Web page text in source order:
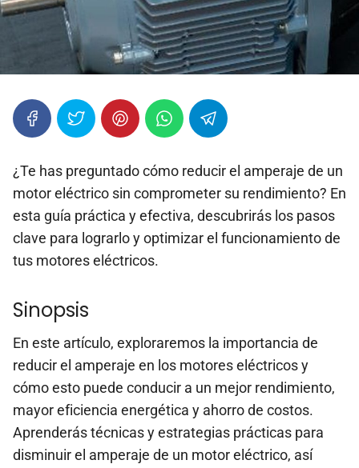
¿Te has preguntado cómo reducir el amperaje de un
motor eléctrico sin comprometer su rendimiento? En
esta guía práctica y efectiva, descubrirás los pasos
clave para lograrlo y optimizar el funcionamiento de
tus motores eléctricos.
Sinopsis
En este artículo, exploraremos la importancia de
reducir el amperaje en los motores eléctricos y
cómo esto puede conducir a un mejor rendimiento,
mayor eficiencia energética y ahorro de costos.
Aprenderás técnicas y estrategias prácticas para
disminuir el amperaje de un motor eléctrico, así